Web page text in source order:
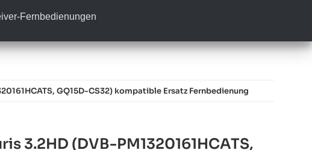
Fernbedienungen
GQ15D-CS32) kompatible Ersatz Fernbedienung
3.2HD (DVB-PM1320161HCATS,